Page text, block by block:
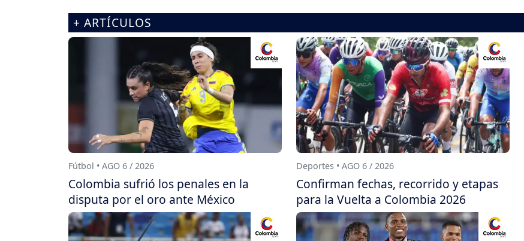
+ ARTÍCULOS
Fútbol • AGO 6 / 2026
Colombia sufrió los penales en la
disputa por el oro ante México
Deportes • AGO 6 / 2026
Confirman fechas, recorrido y etapas
para la Vuelta a Colombia 2026